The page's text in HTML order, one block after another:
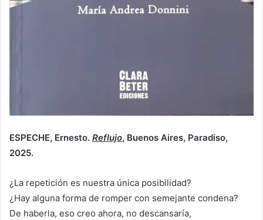
ESPECHE, Ernesto. Reflujo, Buenos Aires, Paradiso,
2025.
¿La repetición es nuestra única posibilidad?
¿Hay alguna forma de romper con semejante condena?
De haberla, eso creo ahora, no descansaría,